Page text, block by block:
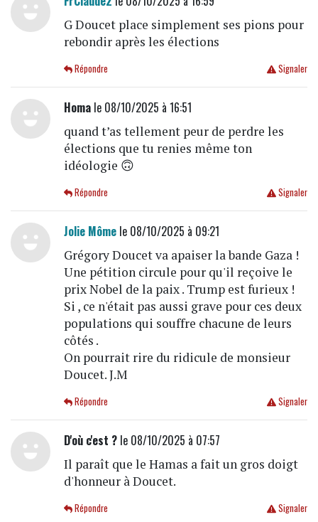
G Doucet place simplement ses pions pour
rebondir après les élections
Signaler
Répondre
Homale 08/10/2025 à 16:51
quand t’as tellement peur de perdre les
élections que tu renies même ton
idéologie 🙃
Signaler
Répondre
Jolie Mômele 08/10/2025 à 09:21
Grégory Doucet va apaiser la bande Gaza !
Une pétition circule pour qu'il reçoive le
prix Nobel de la paix . Trump est furieux !
Si , ce n'était pas aussi grave pour ces deux
populations qui souffre chacune de leurs
côtés .
On pourrait rire du ridicule de monsieur
Doucet. J.M
Signaler
Répondre
D'où c'est ?le 08/10/2025 à 07:57
Il paraît que le Hamas a fait un gros doigt
d'honneur à Doucet.
Signaler
Répondre